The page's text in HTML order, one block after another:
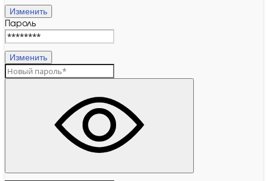
Изменить
Пароль
Изменить